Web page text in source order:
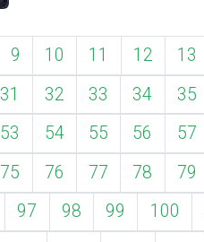
9 10 11 12 13
31 32 33 34 35
53 54 55 56 57
75 76 77 78 79
97 98 99 100